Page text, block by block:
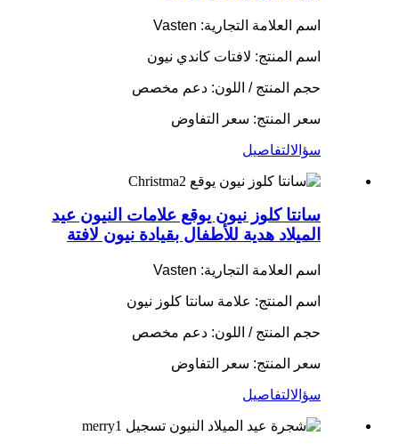
اسم العلامة التجارية: Vasten
اسم المنتج: لافتات كاندي نيون
حجم المنتج / اللون: دعم مخصص
سعر المنتج: سعر التفاوض
سؤالالتفاصيل
سانتا كلوز نيون يوقع علامات النيون عيد
الميلاد هدية للأطفال بقيادة نيون لافتة
اسم العلامة التجارية: Vasten
اسم المنتج: علامة سانتا كلوز نيون
حجم المنتج / اللون: دعم مخصص
سعر المنتج: سعر التفاوض
سؤالالتفاصيل